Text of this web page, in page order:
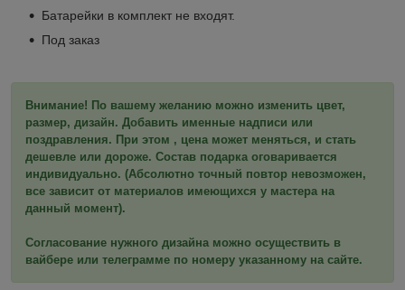
Батарейки в комплект не входят.
Под заказ
Внимание! По вашему желанию можно изменить цвет,
размер, дизайн. Добавить именные надписи или
поздравления. При этом , цена может меняться, и стать
дешевле или дороже. Состав подарка оговаривается
индивидуально. (Абсолютно точный повтор невозможен,
все зависит от материалов имеющихся у мастера на
данный момент).
Согласование нужного дизайна можно осуществить в
вайбере или телеграмме по номеру указанному на сайте.